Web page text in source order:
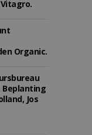
Organic.
Beplanting
Jos